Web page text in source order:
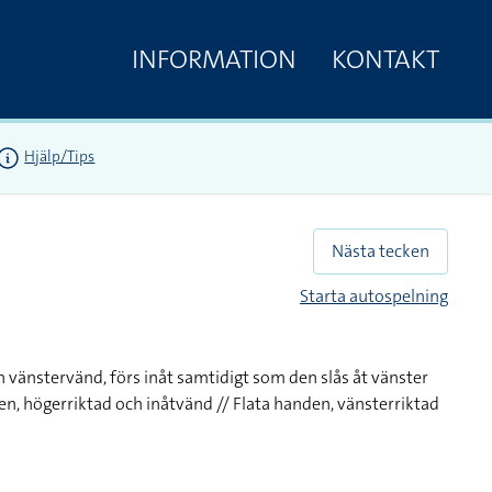
INFORMATION KONTAKT
Hjälp/Tips
Nästa tecken
Starta autospelning
förs inåt samtidigt som den slås åt vänster
högerriktad och inåtvänd // Flata handen, vänsterriktad